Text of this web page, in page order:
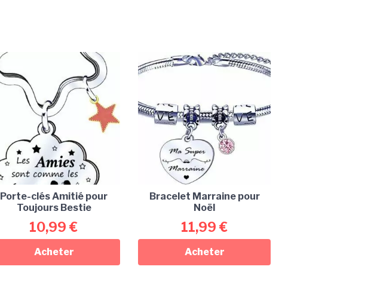
Porte-clés Amitié pour
Toujours Bestie
10,99 €
Acheter
Bracelet Marraine pour
Noël
11,99 €
Acheter